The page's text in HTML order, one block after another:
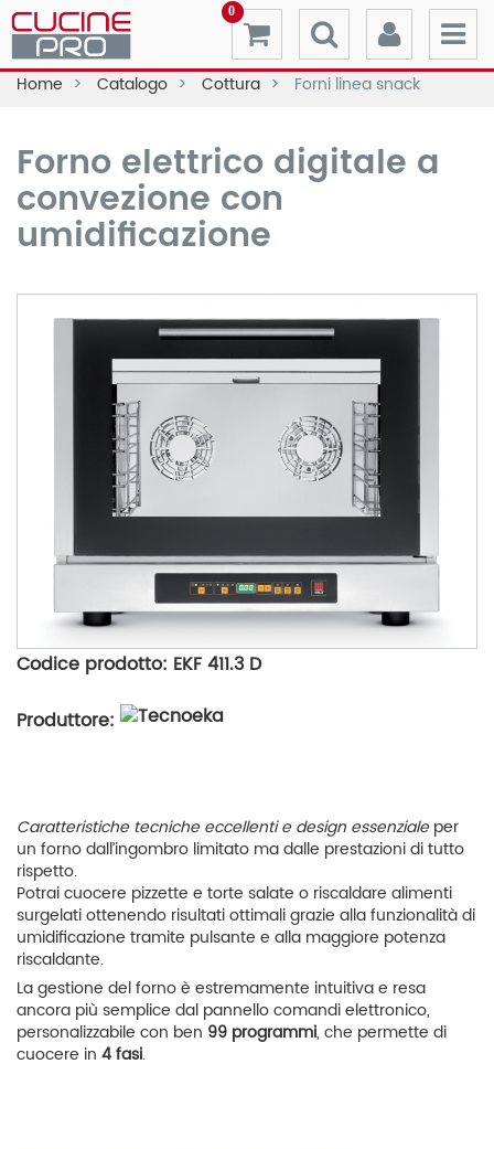
0
Home Catalogo Cottura Forni linea snack
Forno elettrico digitale a
convezione con
umidificazione
Codice prodotto: EKF 411.3 D
Produttore:
Caratteristiche tecniche eccellenti e design essenzialeper
un forno dall’ingombro limitato ma dalle prestazioni di tutto
rispetto.
Potrai cuocere pizzette e torte salate o riscaldare alimenti
surgelati ottenendo risultati ottimali grazie alla funzionalità di
umidificazione tramite pulsante e alla maggiore potenza
riscaldante.
La gestione del forno è estremamente intuitiva e resa
ancora più semplice dal pannello comandi elettronico,
personalizzabile con ben 99 programmi, che permette di
cuocere in 4 fasi.